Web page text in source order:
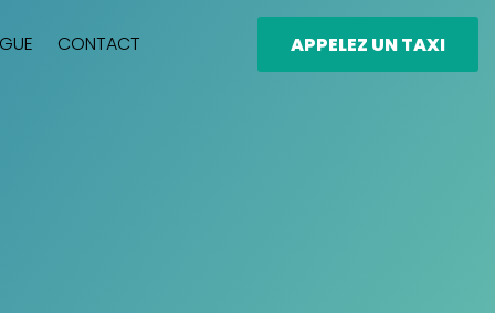
CONTACT APPELEZ UN TAXI